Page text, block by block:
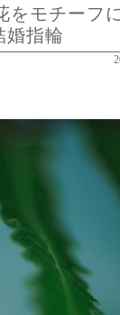
をモチーフ
婚指輪